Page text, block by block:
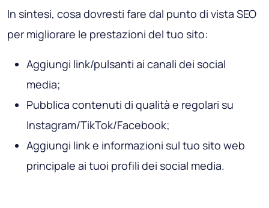
In sintesi, cosa dovresti fare dal punto di vista SEO
per migliorare le prestazioni del tuo sito:
Aggiungi link/pulsanti ai canali dei social
media;
Pubblica contenuti di qualità e regolari su
Instagram/TikTok/Facebook;
Aggiungi link e informazioni sul tuo sito web
principale ai tuoi profili dei social media.